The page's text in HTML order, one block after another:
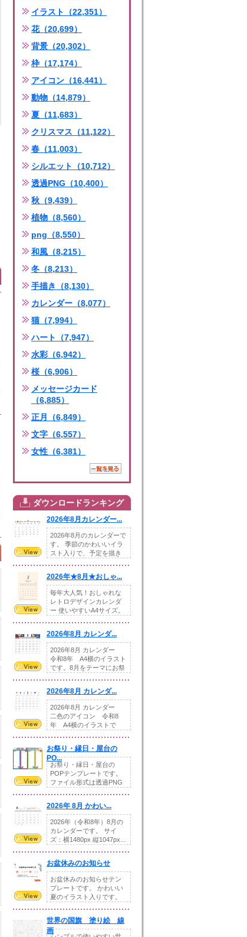
イラスト（22,351）
花（20,699）
背景（20,302）
枠（17,174）
アイコン（16,441）
動物（14,879）
夏（11,683）
クリスマス（11,122）
春（11,003）
シルエット（10,712）
透過PNG（10,400）
秋（9,439）
植物（8,560）
png（8,550）
和風（8,215）
冬（8,213）
手描き（8,130）
カレンダー（8,077）
猫（7,994）
ハート（7,947）
水彩（6,942）
桜（6,906）
メッセージカード
（6,885）
正月（6,849）
文字（6,557）
女性（6,381）
ダウンロードランキング
2026年8月カレンダー...
2026年8月のカレンダーで
す。 季節のかわいいイラ
スト入りで、予定を描き
2026年★8月★おしゃ...
毎年大人気！おしゃれな
レトロデザインカレンダ
ー 使いやすいA4サイズ。
2026年8月 カレンダ...
2026年8月 カレンダー
令和8年 A4横のイラスト
です。8月をテーマにお祭
2026年8月 カレンダ...
2026年8月 カレンダー
二色のアイコン 令和8
年 A4横のイラストで
お祭り・縁日・屋台の
PO...
お祭り・縁日・屋台の
POPテンプレートです。
ファイル形式は透過PNG
2026年 8月 かわい...
2026年（令和8年）8月の
カレンダーです。 サイ
ズ：横1480px 縦1047px...
お盆休みのお知らせ
お盆休みのお知らせテン
プレートです。 かわいい
夏のイラスト入りです。
世界の国旗 塗り絵 線
画